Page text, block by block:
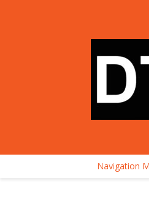
Navigation